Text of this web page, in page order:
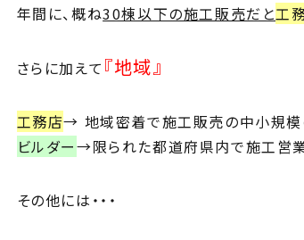
年間に、概ね30棟以下の施工販売だと工
さらに加えて 『地域』
工務店→ 地域密着で施工販売の中小規模
ビルダー→限られた都道府県内で施工営
その他には・・・